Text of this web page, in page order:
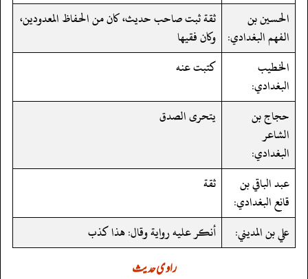
الحسين بن
الفهم البغدادي:
ثقة ثبت صاحب حديث، كان من الحفاظ المعدودين،
وكان فقيها
الخطيب
البغدادي:
كتبت عنه
حجاج بن
الشاعر
البغدادي:
يتحرى الصدق
عبد الباقي بن
قانع البغدادي:
ثقة
علي بن المديني: أنكر عليه رواية وقال: هذا كذب
راوی حدیث